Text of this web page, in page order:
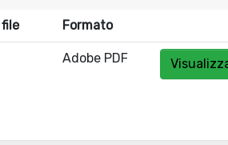
Formato
Adobe PDF